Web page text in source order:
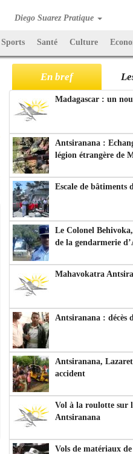
Diego Suarez Pratique
Sports Santé Culture
En bref
Madagascar : un
Antsiranana :
légion étrangère de
Escale de bâtiments
Le Colonel
de la gendarmerie
Mahavokatra
Antsiranana : décès
Antsiranana,
accident
Vol à la roulotte sur
Antsiranana
Vols de matériaux